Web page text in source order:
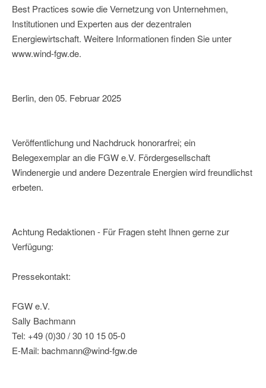
Best Practices sowie die Vernetzung von Unternehmen,
Institutionen und Experten aus der dezentralen
Energiewirtschaft. Weitere Informationen finden Sie unter
www.wind-fgw.de.
Berlin, den 05. Februar 2025
Veröffentlichung und Nachdruck honorarfrei; ein
Belegexemplar an die FGW e.V. Fördergesellschaft
Windenergie und andere Dezentrale Energien wird freundlichst
erbeten.
Achtung Redaktionen - Für Fragen steht Ihnen gerne zur
Verfügung:
Pressekontakt:
FGW e.V.
Sally Bachmann
Tel: +49 (0)30 / 30 10 15 05-0
E-Mail: bachmann@wind-fgw.de